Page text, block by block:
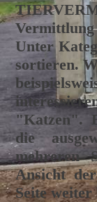
Unter
sortieren.
"Katzen".
die
mehreren
Ansicht
Seite